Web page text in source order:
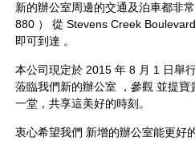
新的辦公室周邊的交通及泊車都非
880 ） 從 Stevens Creek
即可到達 。
本公司現定於 2015 年 8 月 1 日舉
蒞臨我們新的辦公室 ，參觀 並提
一堂，共享這美好的時刻。
衷心希望我們 新增的辦公室能更好